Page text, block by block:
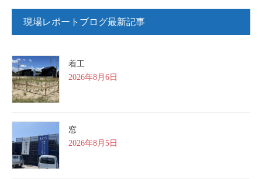
現場レポートブログ最新記事
着工
2026年8月6日
窓
2026年8月5日